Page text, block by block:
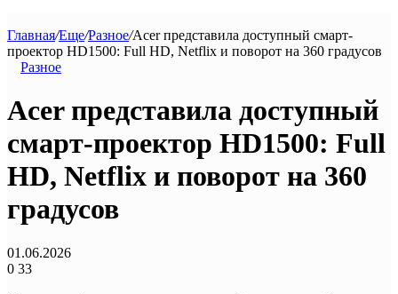
Главная/Еще/Разное/Acer представила доступный смарт-
проектор HD1500: Full HD, Netflix и поворот на 360 градусов
Разное
Acer представила доступный
смарт-проектор HD1500: Full
HD, Netflix и поворот на 360
градусов
01.06.2026
0 33